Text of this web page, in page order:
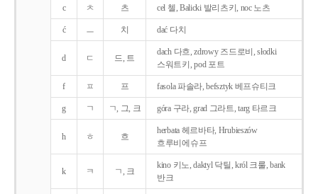
c ㅊ 츠 cel 첼, Balicki 발리츠키, noc 노츠
ć ㅡ 치 dać 다치
d ㄷ 드, 트
dach 다흐, zdrowy 즈드로비, słodki
스워트키, pod 포트
f ㅍ 프 fasola 파솔라, befsztyk 베프슈티크
g ㄱ ㄱ, 그, 크 góra 구라, grad 그라트, targ 타르크
h ㅎ 흐
herbata 헤르바타, Hrubieszów
흐루비에슈프
k ㅋ ㄱ, 크
kino 키노, daktyl 닥틸, król 크룰, bank
반크